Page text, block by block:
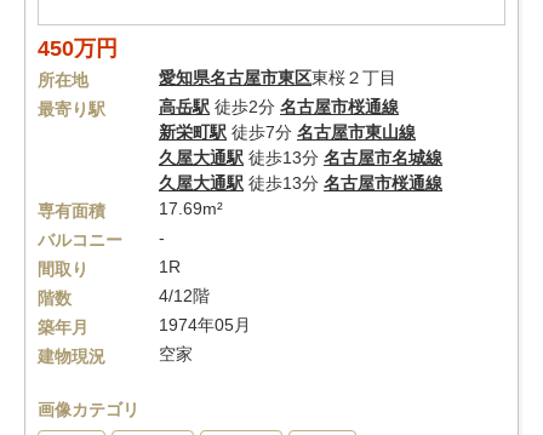
450万円
所在地 愛知県名古屋市東区東桜２丁目
最寄り駅
高岳駅 徒歩2分 名古屋市桜通線
新栄町駅 徒歩7分 名古屋市東山線
久屋大通駅 徒歩13分 名古屋市名城線
久屋大通駅 徒歩13分 名古屋市桜通線
専有面積
17.69m²
バルコニー
-
間取り
1R
階数
4/12階
築年月
1974年05月
建物現況
空家
画像カテゴリ